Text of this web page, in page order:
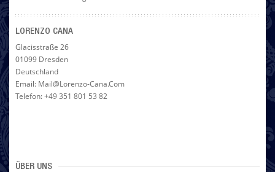
LORENZO CANA
Glacisstraße 26
01099 Dresden
Deutschland
Email: Mail@lorenzo-Cana.com
Telefon: +49 351 801 53 82
ÜBER UNS